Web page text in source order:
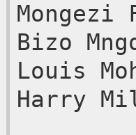
Bizo
Louis
Harry